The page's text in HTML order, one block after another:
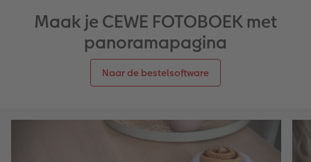
Maak je CEWE FOTOBOEK met
panoramapagina
Naar de bestelsoftware